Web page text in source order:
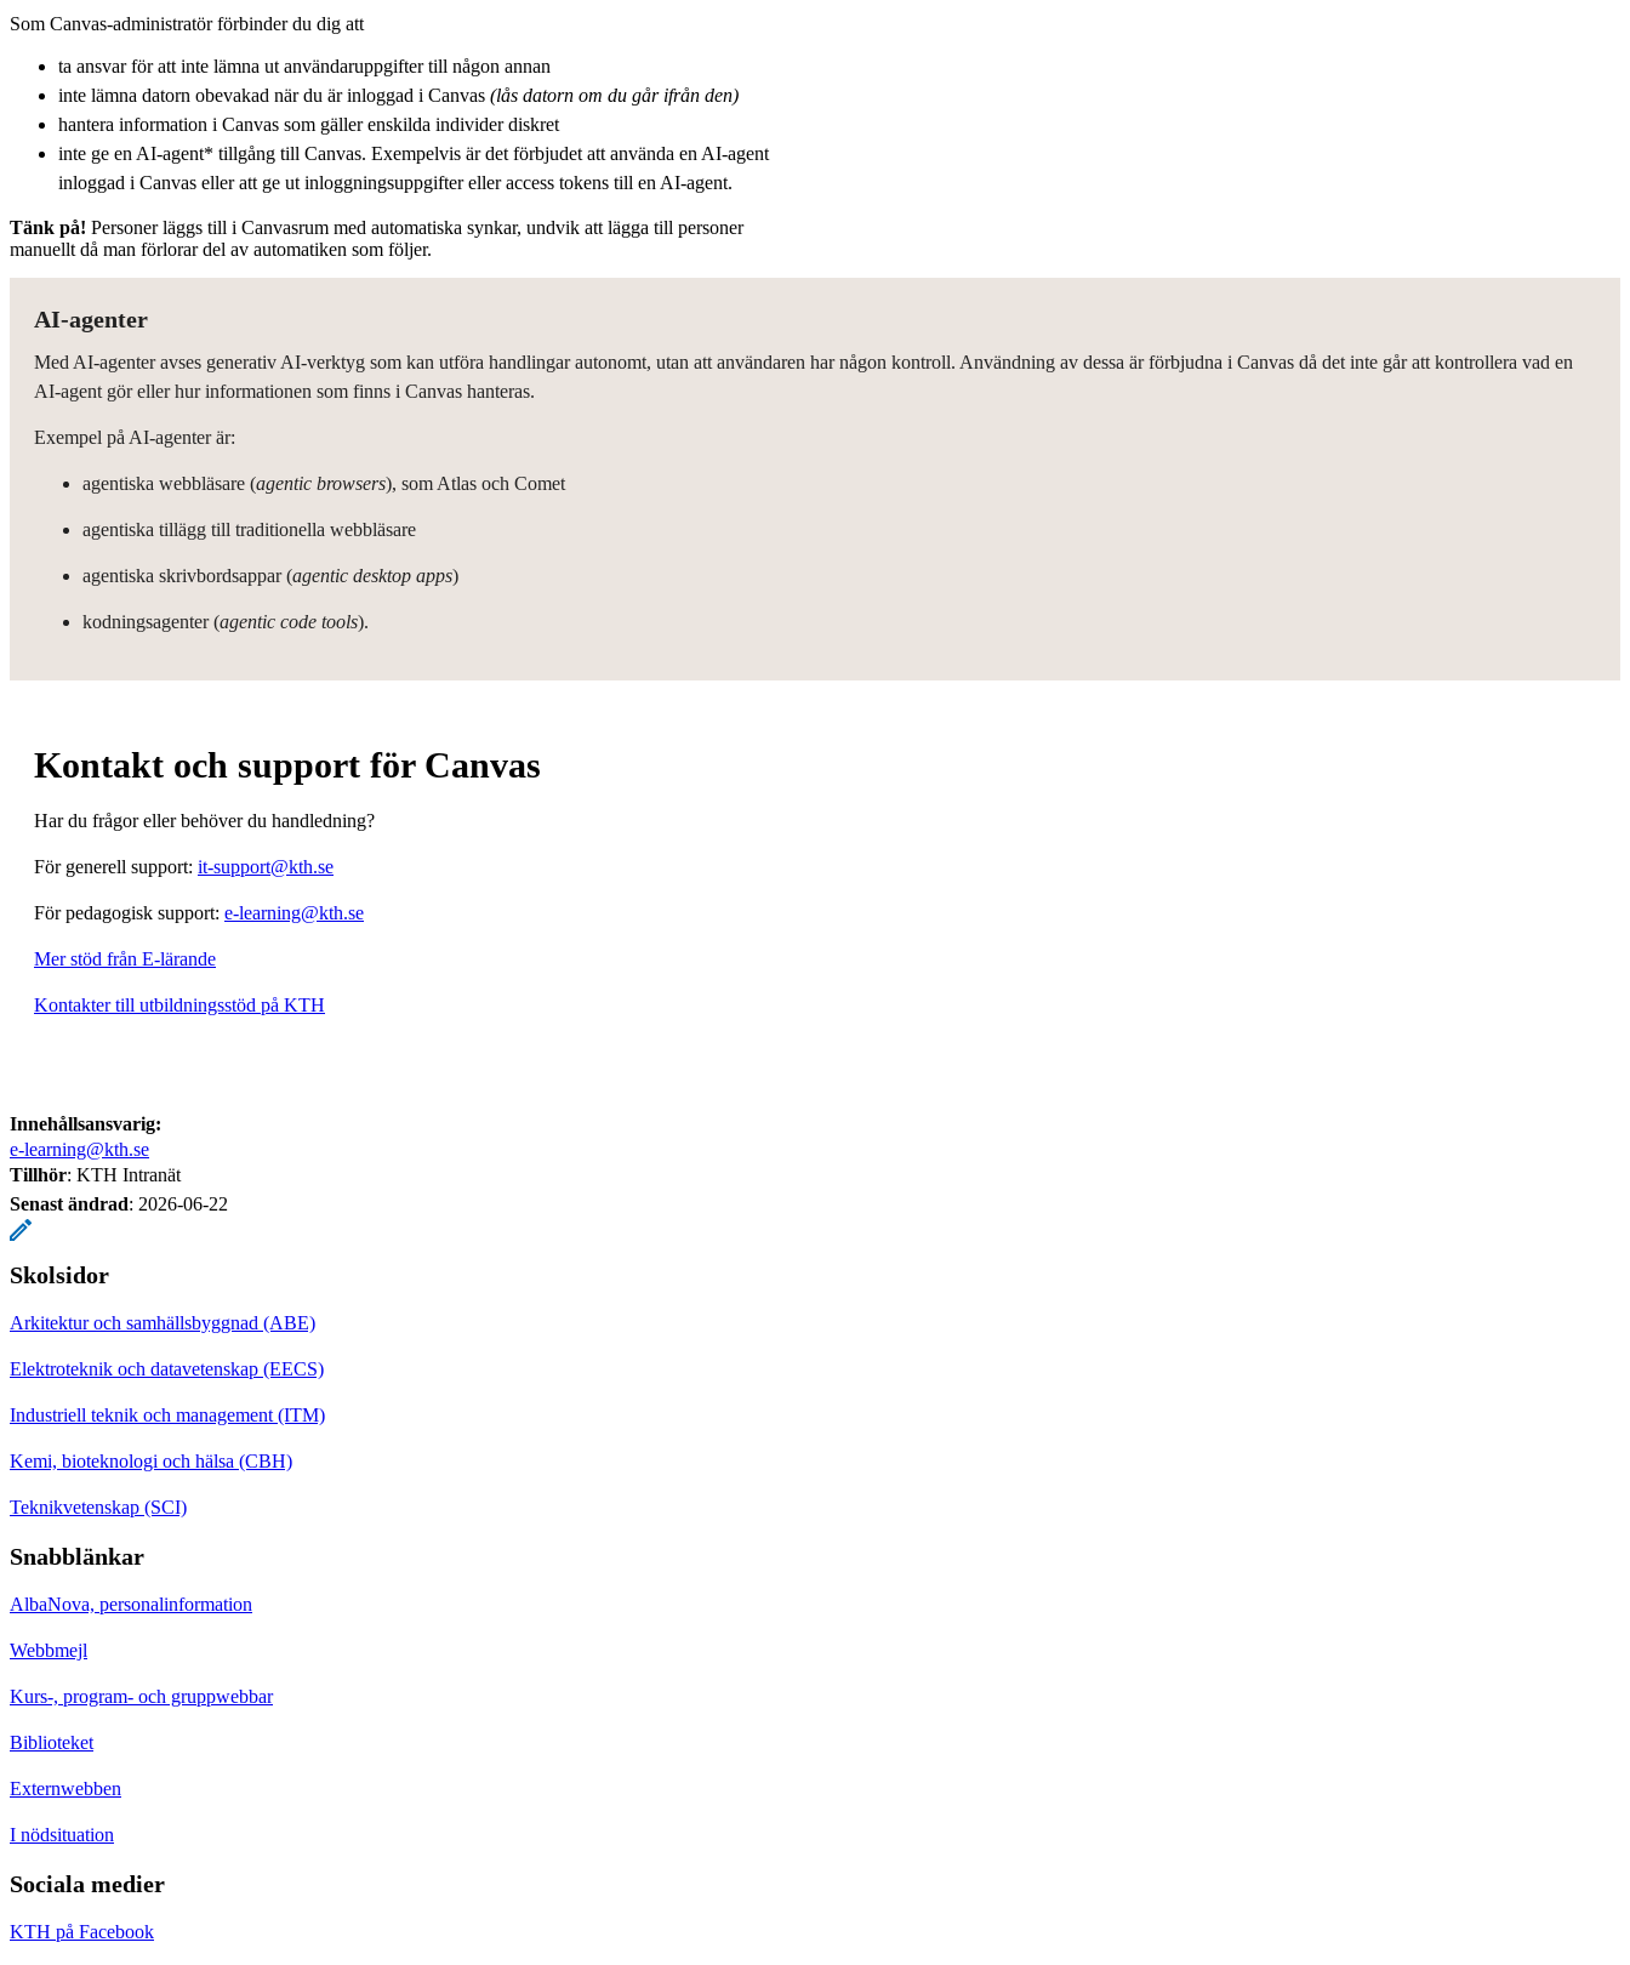
Som Canvas-administratör förbinder du dig att
ta ansvar för att inte lämna ut användaruppgifter till någon annan
inte lämna datorn obevakad när du är inloggad i Canvas (lås datorn om du går ifrån den)
hantera information i Canvas som gäller enskilda individer diskret
inte ge en AI-agent* tillgång till Canvas. Exempelvis är det förbjudet att använda en AI-agent
inloggad i Canvas eller att ge ut inloggningsuppgifter eller access tokens till en AI-agent.
Tänk på! Personer läggs till i Canvasrum med automatiska synkar, undvik att lägga till personer
manuellt då man förlorar del av automatiken som följer.
AI-agenter
Med AI-agenter avses generativ AI-verktyg som kan utföra handlingar autonomt, utan att användaren har någon kontroll. Användning av dessa är förbjudna i Canvas då det inte går att kontrollera vad en
AI-agent gör eller hur informationen som finns i Canvas hanteras.
Exempel på AI-agenter är:
agentiska webbläsare (agentic browsers), som Atlas och Comet
agentiska tillägg till traditionella webbläsare
agentiska skrivbordsappar (agentic desktop apps)
kodningsagenter (agentic code tools).
Kontakt och support för Canvas
Har du frågor eller behöver du handledning?
För generell support: it-support@kth.se
För pedagogisk support: e-learning@kth.se
Mer stöd från E-lärande
Kontakter till utbildningsstöd på KTH
Innehållsansvarig:
e-learning@kth.se
Tillhör: KTH Intranät
Senast ändrad: 2026-06-22
Skolsidor
Arkitektur och samhällsbyggnad (ABE)
Elektroteknik och datavetenskap (EECS)
Industriell teknik och management (ITM)
Kemi, bioteknologi och hälsa (CBH)
Teknikvetenskap (SCI)
Snabblänkar
AlbaNova, personalinformation
Webbmejl
Kurs-, program- och gruppwebbar
Biblioteket
Externwebben
I nödsituation
Sociala medier
KTH på Facebook